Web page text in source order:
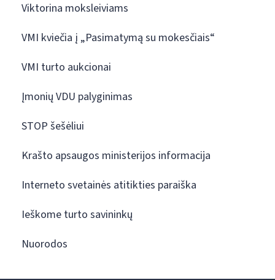
Viktorina moksleiviams
VMI kviečia į „Pasimatymą su mokesčiais“
VMI turto aukcionai
Įmonių VDU palyginimas
STOP šešėliui
Krašto apsaugos ministerijos informacija
Interneto svetainės atitikties paraiška
Ieškome turto savininkų
Nuorodos